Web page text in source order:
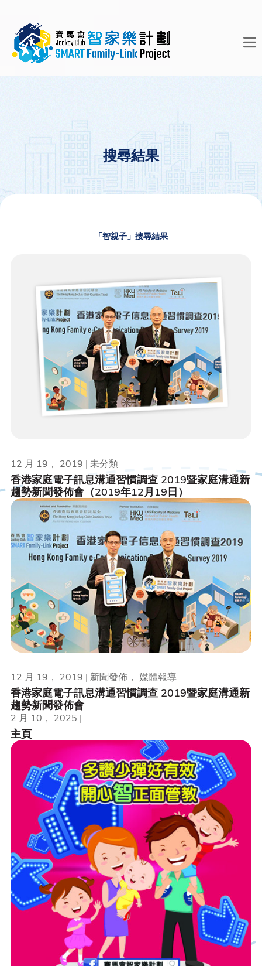
搜尋結果
「智親子」搜尋結果
香港家庭電子訊息溝通習慣調查 2019暨家庭溝通新
趨勢新聞發佈會（2019年12月19日）
12 月 19， 2019 | 未分類
香港家庭電子訊息溝通習慣調查 2019暨家庭溝通新
趨勢新聞發佈會
12 月 19， 2019 | 新聞發佈， 媒體報導
主頁
2 月 10， 2025 |